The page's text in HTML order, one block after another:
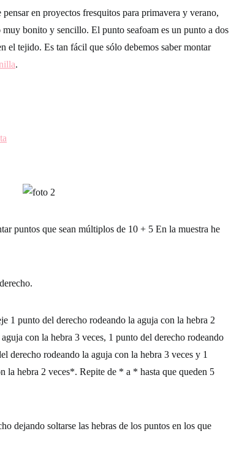
en proyectos fresquitos para primavera y verano,
muy bonito y sencillo. El punto seafoam es un punto a dos
el tejido. Es tan fácil que sólo debemos saber montar
.
puntos que sean múltiplos de 10 + 5 En la muestra he
1 punto del derecho rodeando la aguja con la hebra 2
con la hebra 3 veces, 1 punto del derecho rodeando
derecho rodeando la aguja con la hebra 3 veces y 1
la hebra 2 veces*. Repite de * a * hasta que queden 5
dejando soltarse las hebras de los puntos en los que